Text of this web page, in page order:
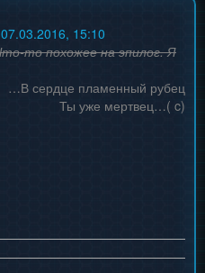
15:10
то похожее на эпилог. Я
…В сердце пламенный рубец
Ты уже мертвец…( c)